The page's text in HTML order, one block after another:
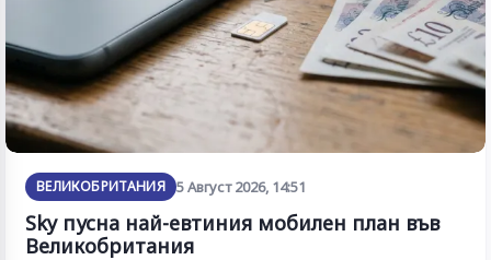
ВЕЛИКОБРИТАНИЯ 5 Август 2026, 14:51
Sky пусна най-евтиния мобилен план във
Великобритания